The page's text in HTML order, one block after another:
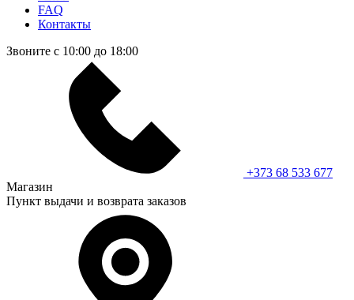
FAQ
Контакты
Звоните с 10:00 до 18:00
+373 68 533 677
Магазин
Пункт выдачи и возврата заказов